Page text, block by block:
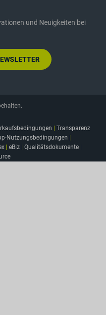
und Neuigkeiten bei
Transparenz
Nutzungsbedingungen
eBiz Qualitätsdokumente